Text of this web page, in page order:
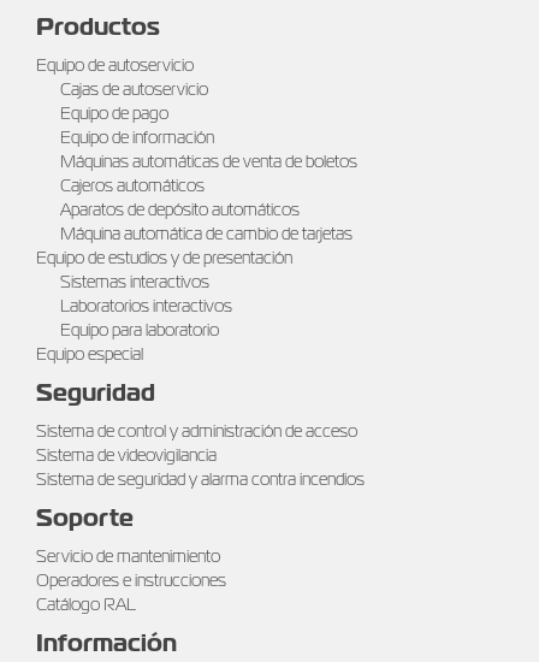
Productos
Equipo de autoservicio
Cajas de autoservicio
Equipo de pago
Equipo de información
Máquinas automáticas de venta de boletos
Cajeros automáticos
Aparatos de depósito automáticos
Máquina automática de cambio de tarjetas
Equipo de estudios y de presentación
Sistemas interactivos
Laboratorios interactivos
Equipo para laboratorio
Equipo especial
Seguridad
Sistema de control y administración de acceso
Sistema de videovigilancia
Sistema de seguridad y alarma contra incendios
Soporte
Servicio de mantenimiento
Operadores e instrucciones
Catálogo RAL
Información